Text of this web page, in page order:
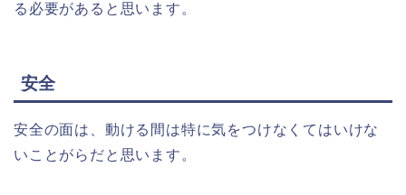
る必要があると思います。
安全
安全の面は、動ける間は特に気をつけなくてはいけな
いことがらだと思います。